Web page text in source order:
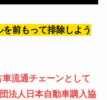
前もって排除しよう
流通チェーンとして
法人日本自動車購入協